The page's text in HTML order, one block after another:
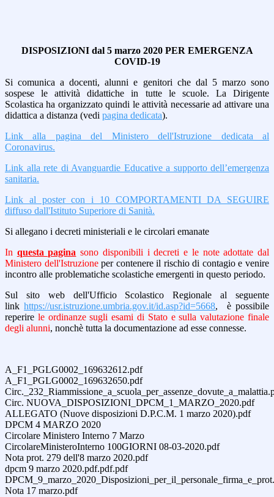
DISPOSIZIONI dal 5 marzo 2020 PER EMERGENZA
COVID-19
Si comunica a docenti, alunni e genitori che dal 5 marzo sono
sospese le attività didattiche in tutte le scuole. La Dirigente
Scolastica ha organizzato quindi le attività necessarie ad attivare una
didattica a distanza (vedi pagina dedicata).
Link alla pagina del Ministero dell'Istruzione dedicata al
Coronavirus.
Link alla rete di Avanguardie Educative a supporto dell’emergenza
sanitaria.
Link al poster con i 10 COMPORTAMENTI DA SEGUIRE
diffuso dall'Istituto Superiore di Sanità.
Si allegano i decreti ministeriali e le circolari emanate
In questa pagina sono disponibili i decreti e le note adottate dal
Ministero dell'Istruzioneper contenere il rischio di contagio e venire
incontro alle problematiche scolastiche emergenti in questo periodo.
Sul sito web dell'Ufficio Scolastico Regionale al seguente
linkhttps://usr.istruzione.umbria.gov.it/id.asp?id=5668, è possibile
reperire le ordinanze sugli esami di Stato e sulla valutazione finale
degli alunni, nonchè tutta la documentazione ad esse connesse.
A_F1_PGLG0002_169632612.pdf
A_F1_PGLG0002_169632650.pdf
Circ. NUOVA_DISPOSIZIONI_DPCM_1_MARZO_2020.pdf
ALLEGATO (Nuove disposizioni D.P.C.M. 1 marzo 2020).pdf
DPCM 4 MARZO 2020
Circolare Ministero Interno 7 Marzo
CircolareMinisteroInterno 100GIORNI 08-03-2020.pdf
Nota prot. 279 dell'8 marzo 2020.pdf
dpcm 9 marzo 2020.pdf.pdf.pdf
Nota 17 marzo.pdf